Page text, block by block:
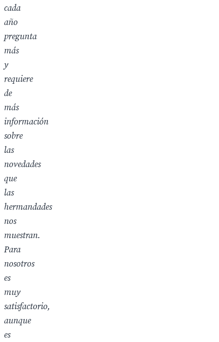
cada
año
pregunta
más
y
requiere
de
más
información
sobre
las
novedades
que
las
hermandades
nos
muestran.
Para
nosotros
es
muy
satisfactorio,
aunque
es